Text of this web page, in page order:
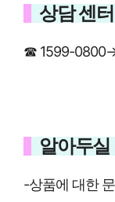
상담 센터
☎ 1599-
알아두
-상품에 대한